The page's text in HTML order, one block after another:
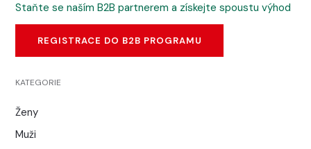
Staňte se naším B2B partnerem a získejte spoustu výhod
REGISTRACE DO B2B PROGRAMU
KATEGORIE
Ženy
Muži